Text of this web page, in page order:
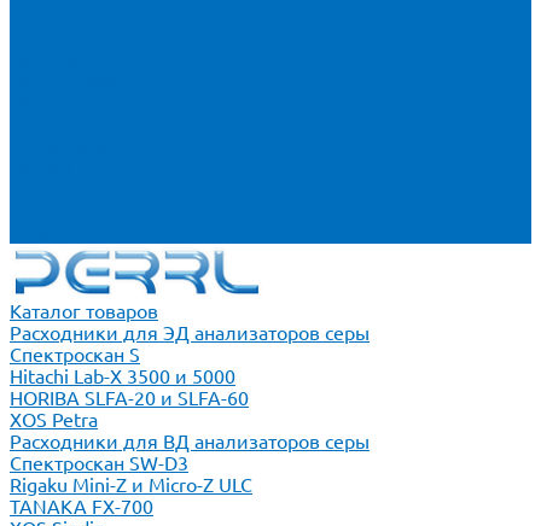
Каталог товаров
Расходники для ЭД анализаторов серы
Спектроскан S
Hitachi Lab-X 3500 и 5000
HORIBA SLFA-20 и SLFA-60
XOS Petra
Расходники для ВД анализаторов серы
Спектроскан SW-D3
Rigaku Mini-Z и Micro-Z ULC
TANAKA FX-700